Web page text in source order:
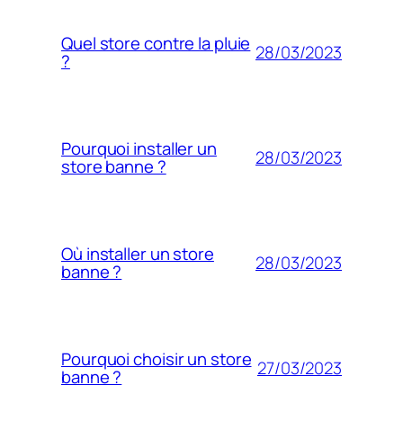
Quel store contre la pluie
? 28/03/2023
Pourquoi installer un
store banne ? 28/03/2023
Où installer un store
banne ? 28/03/2023
Pourquoi choisir un store
banne ? 27/03/2023